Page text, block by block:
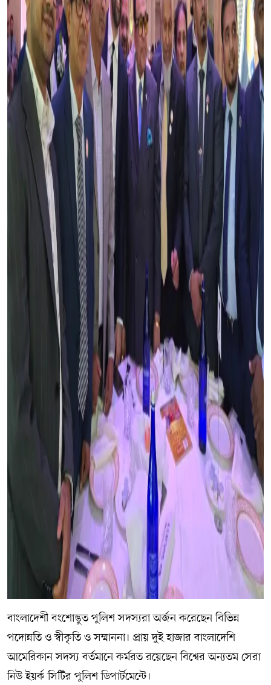
বাংলাদেশী বংশোদ্ভুত পুলিশ সদস্যরা অর্জন করেছেন বিভিন্ন
পদোন্নতি ও স্বীকৃতি ও সম্মাননা। প্রায় দুই হাজার বাংলাদেশি
আমেরিকান সদস্য বর্তমানে কর্মরত রয়েছেন বিশ্বের অন্যতম সেরা
নিউ ইয়র্ক সিটির পুলিশ ডিপার্টমেন্টে।